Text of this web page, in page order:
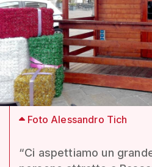
Foto Alessandro Tich
“Ci aspettiamo un